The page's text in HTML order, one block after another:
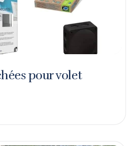
pour volet